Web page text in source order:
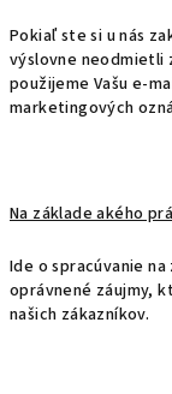
Pokiaľ ste si u nás
výslovne neodmietli
použijeme Vašu e-
marketingových
Na základe akého
Ide o spracúvanie na
oprávnené záujmy,
našich zákazníkov.